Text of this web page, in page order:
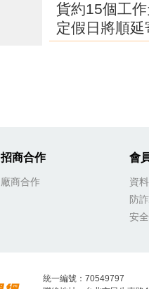
貨約15個工
定假日將順延
招商合作
廠商合作
會
資
防
安
統一編號：70549797